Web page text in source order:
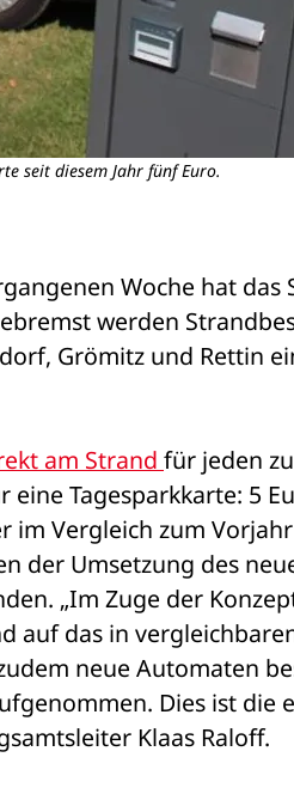
seit diesem Jahr fünf Euro.
Woche hat das
werden
Grömitz und Rettin
am Strand für jeden
Tagesparkkarte: 5
im Vergleich zum
„Im Zuge der
auf das in
neue Automaten
Dies ist die
Klaas Raloff.